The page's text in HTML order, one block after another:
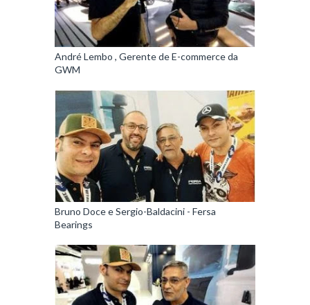
André Lembo , Gerente de E-commerce da
GWM
Bruno Doce e Sergio-Baldacini - Fersa
Bearings